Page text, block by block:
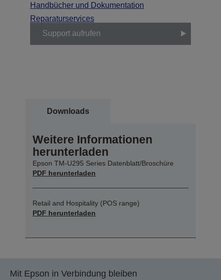
Handbücher und Dokumentation
Reparaturservices
Support aufrufen
Downloads
Weitere Informationen
herunterladen
Epson TM-U295 Series Datenblatt/Broschüre
PDF herunterladen
Retail and Hospitality (POS range)
PDF herunterladen
Mit Epson in Verbindung bleiben